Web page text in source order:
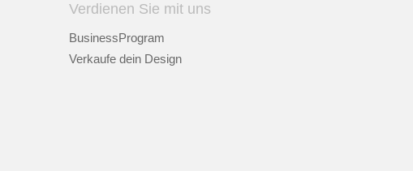
Verdienen Sie mit uns
BusinessProgram
Verkaufe dein Design